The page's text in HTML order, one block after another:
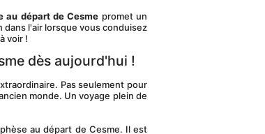
au départ de Cesme promet un
dans l'air lorsque vous conduisez
voir !
dès aujourd'hui !
monde. Un voyage plein de